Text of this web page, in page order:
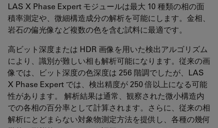
LAS X Phase Expert モジュールは最大 10 種類の相の面
積率測定や、微細構造成分の解析を可能にします。金相、
岩石の偏光像など複数の色を含む試料に最適です。
高ビット深度または HDR 画像を用いた検出アルゴリズム
により、識別が難しい相も解析可能になります。従来の画
像では、ビット深度の色深度は 256 階調でしたが、LAS
X Phase Expert では、検出精度が 250 倍以上になる可能
性があります。 解析結果は通常、観察された微小構造内
での各相の百分率として計算されます。さらに、従来の相
解析にとどまらない対象物測定方法を提供し、各種の幾何